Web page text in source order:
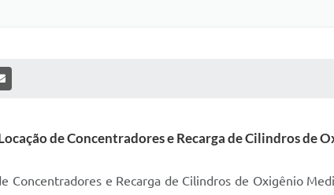
MÍDIAS
de Concentradores e Recarga de Cilindros de
Concentradores e Recarga de Cilindros de Oxigênio